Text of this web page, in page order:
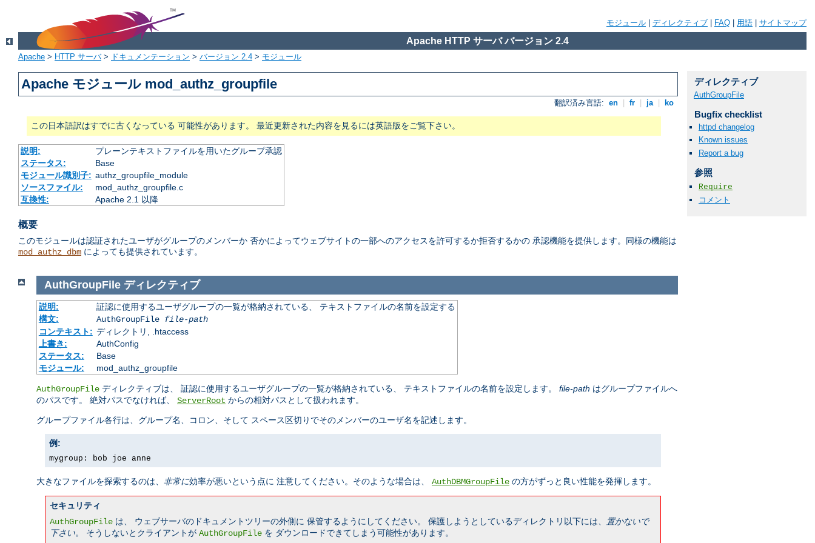
モジュール ディレクティブ FAQ 用語 サイトマップ
Apache HTTP サーバ バージョン 2.4
Apache > HTTP サーバ> ドキュメンテーション > バージョン 2.4 > モジュール
Apache モジュール mod_authz_groupfile
翻訳済み言語: en fr ja ko
この日本語訳はすでに古くなっている 可能性があります。 最近更新された内容を見るには英語版をご覧下さい。
説明:
プレーンテキストファイルを用いたグループ承認
ステータス:
Base
モジュール識別子: authz_groupfile_module
ソースファイル:
mod_authz_groupfile.c
互換性:
Apache 2.1 以降
概要
このモジュールは認証されたユーザがグループのメンバーか 否かによってウェブサイトの一部へのアクセスを許可するか拒否するかの 承認機能を提供します。同様の機能は
mod_authz_dbm によっても提供されています。
ディレクティブ
AuthGroupFile
Bugfix checklist
httpd changelog
Known issues
Report a bug
参照
Require
コメント
AuthGroupFile ディレクティブ
説明:
証認に使用するユーザグループの一覧が格納されている、 テキストファイルの名前を設定する
構文:
AuthGroupFile file-path
コンテキスト: ディレクトリ, .htaccess
上書き:
AuthConfig
ステータス:
Base
モジュール:
mod_authz_groupfile
AuthGroupFile ディレクティブは、 証認に使用するユーザグループの一覧が格納されている、 テキストファイルの名前を設定します。 file-path はグループファイルへ
のパスです。 絶対パスでなければ、 ServerRoot からの相対パスとして扱われます。
グループファイル各行は、グループ名、コロン、そして スペース区切りでそのメンバーのユーザ名を記述します。
例:
mygroup: bob joe anne
大きなファイルを探索するのは、 非常に効率が悪いという点に 注意してください。そのような場合は、 AuthDBMGroupFile の方がずっと良い性能を発揮します。
セキュリティ
AuthGroupFile は、 ウェブサーバのドキュメントツリーの外側に 保管するようにしてください。 保護しようとしているディレクトリ以下には、
置かないで
下さい。 そうしないとクライアントが AuthGroupFile を ダウンロードできてしまう可能性があります。